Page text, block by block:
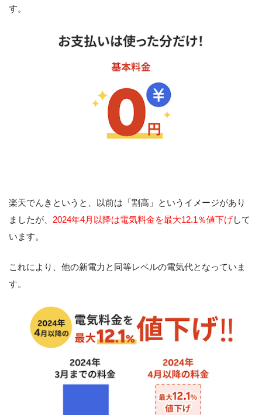
す。
楽天でんきというと、以前は「割高」というイメージがあり
ましたが、 2024年4月以降は電気料金を最大12.1％値下げして
います。
これにより、他の新電力と同等レベルの電気代となっていま
す。